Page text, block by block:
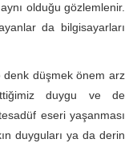
olduğu gözlemlenir.
da bilgisayarları
düşmek önem arz
duygu ve de
eseri yaşanması
duyguları ya da derin